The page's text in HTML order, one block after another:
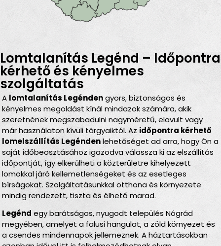
Lomtalanítás Legénd – Időpontra
kérhető és kényelmes
szolgáltatás
A lomtalanítás Legéndengyors, biztonságos és
kényelmes megoldást kínál mindazok számára, akik
szeretnének megszabadulni nagyméretű, elavult vagy
már használaton kívüli tárgyaiktól. Az időpontra kérhető
lomelszállítás Legéndenlehetőséget ad arra, hogy Ön a
saját időbeosztásához igazodva válassza ki az elszállítás
időpontját, így elkerülheti a közterületre kihelyezett
lomokkal járó kellemetlenségeket és az esetleges
bírságokat. Szolgáltatásunkkal otthona és környezete
mindig rendezett, tiszta és élhető marad.
Legénd egy barátságos, nyugodt település Nógrád
megyében, amelyet a falusi hangulat, a zöld környezet és
a csendes mindennapok jellemeznek. A háztartásokban